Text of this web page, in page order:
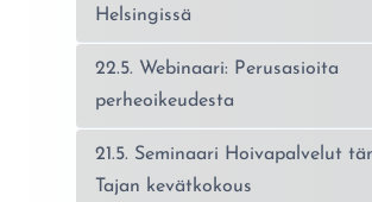
Helsingissä
22.5. Webinaari: Perusasioita
perheoikeudesta
21.5. Seminaari Hoivapalvelut
Tajan kevätkokous